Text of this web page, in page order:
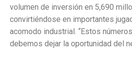
volumen de inversión en 5,690
convirtiéndose en importantes
acomodo industrial. “Estos
debemos dejar la oportunidad del